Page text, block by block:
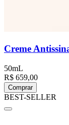
Creme
50mL
R$ 659,00
Comprar
BEST-SELLER